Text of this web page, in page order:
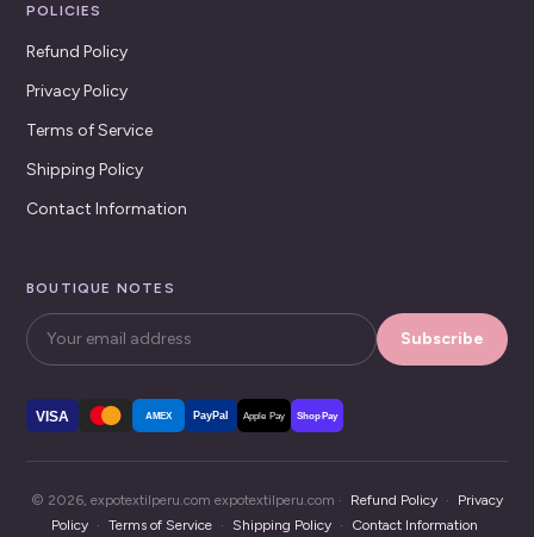
POLICIES
Refund Policy
Privacy Policy
Terms of Service
Shipping Policy
Contact Information
BOUTIQUE NOTES
Subscribe
VISA AMEX PayPal Apple Pay Shop Pay
© 2026, expotextilperu.com expotextilperu.com · Refund Policy ·
Privacy
Policy · Terms of Service · Shipping Policy · Contact Information